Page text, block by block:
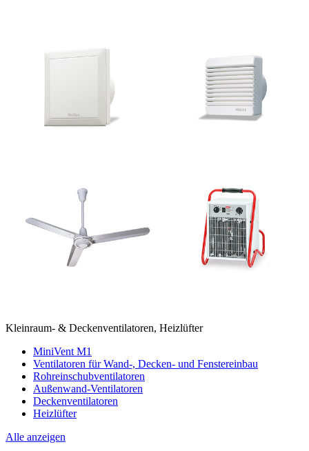
Kleinraum- & Deckenventilatoren, Heizlüfter
MiniVent M1
Ventilatoren für Wand-, Decken- und Fenstereinbau
Rohreinschubventilatoren
Außenwand-Ventilatoren
Deckenventilatoren
Heizlüfter
Alle anzeigen